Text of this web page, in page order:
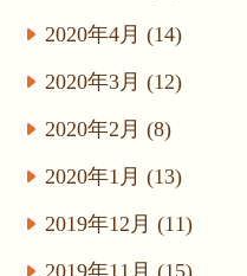
2020年4月 (14)
2020年3月 (12)
2020年2月 (8)
2020年1月 (13)
2019年12月 (11)
2019年11月 (15)